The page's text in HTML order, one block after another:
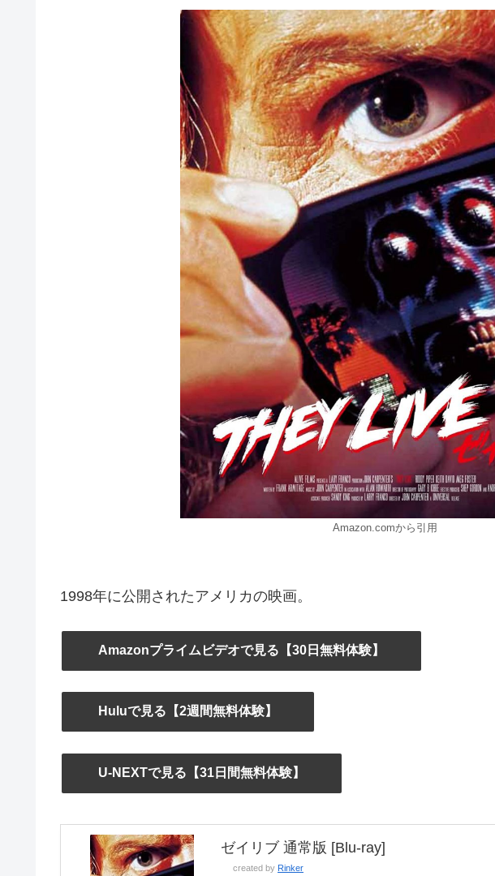
Amazon.comから引用
1998年に公開されたアメリカの映画。
Amazonプライムビデオで見る【30日無料体験】
Huluで見る【2週間無料体験】
U-NEXTで見る【31日間無料体験】
ゼイリブ 通常版 [Blu-ray]
created by Rinker